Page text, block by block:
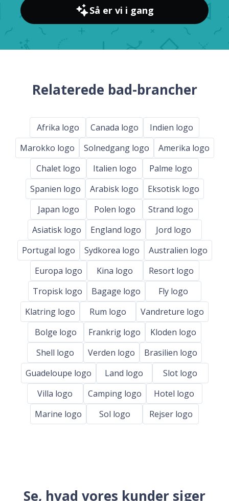
Så er vi i gang
Relaterede bad-brancher
Afrika logo Canada logo
Indien logo
Marokko logo
Solnedgang logo
Amerika logo
Chalet logo
Italien logo
Palme logo
Spanien logo
Arabisk logo
Eksotisk logo
Japan logo
Polen logo
Strand logo
Asiatisk logo
England logo
Jord logo
Portugal logo
Sydkorea logo
Australien logo
Europa logo
Kina logo
Resort logo
Tropisk logo
Bagage logo
Fly logo
Klatring logo
Rum logo
Vandreture logo
Bolge logo
Frankrig logo
Kloden logo
Shell logo
Verden logo
Brasilien logo
Guadeloupe logo
Land logo
Slot logo
Villa logo
Camping logo
Hotel logo
Marine logo
Sol logo Rejser logo
Se, hvad vores kunder siger